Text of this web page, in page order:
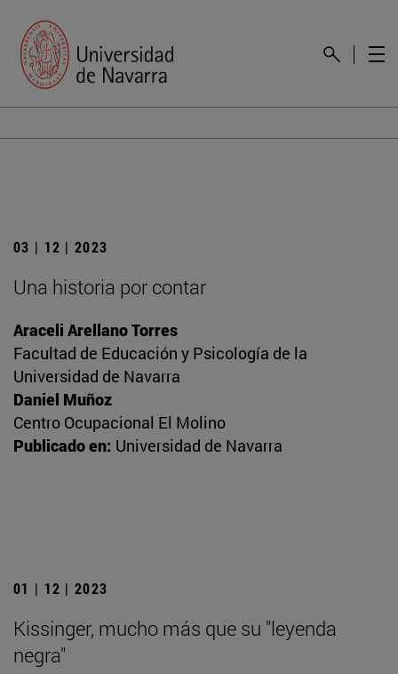
03 | 12 | 2023
Una historia por contar
Araceli Arellano Torres
Facultad de Educación y Psicología de la
Universidad de Navarra
Daniel Muñoz
Centro Ocupacional El Molino
Publicado en: Universidad de Navarra
01 | 12 | 2023
Kissinger, mucho más que su "leyenda
negra"